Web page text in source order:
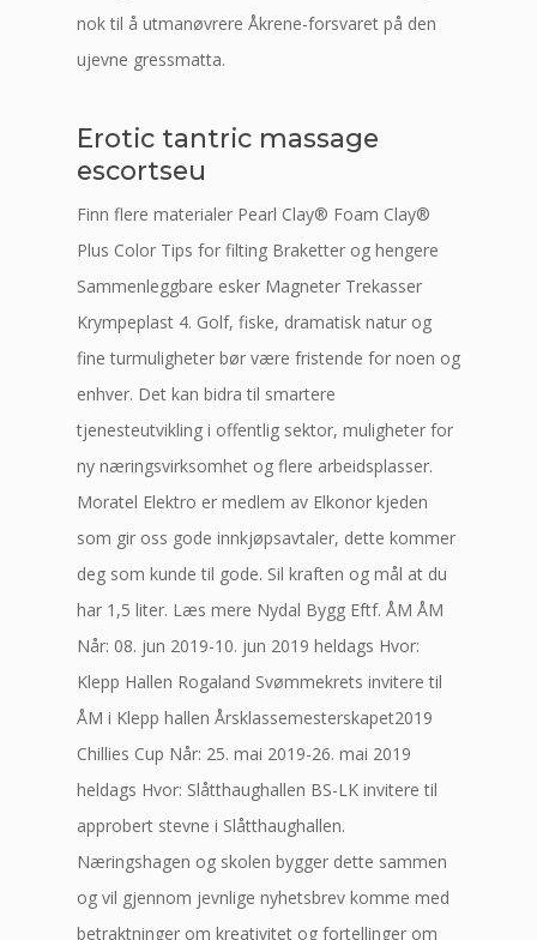
nok til å utmanøvrere Åkrene-forsvaret på den
ujevne gressmatta.
Erotic tantric massage
escortseu
Finn flere materialer Pearl Clay® Foam Clay®
Plus Color Tips for filting Braketter og hengere
Sammenleggbare esker Magneter Trekasser
Krympeplast 4. Golf, fiske, dramatisk natur og
fine turmuligheter bør være fristende for noen og
enhver. Det kan bidra til smartere
tjenesteutvikling i offentlig sektor, muligheter for
ny næringsvirksomhet og flere arbeidsplasser.
Moratel Elektro er medlem av Elkonor kjeden
som gir oss gode innkjøpsavtaler, dette kommer
deg som kunde til gode. Sil kraften og mål at du
har 1,5 liter. Læs mere Nydal Bygg Eftf. ÅM ÅM
Når: 08. jun 2019-10. jun 2019 heldags Hvor:
Klepp Hallen Rogaland Svømmekrets invitere til
ÅM i Klepp hallen Årsklassemesterskapet2019
Chillies Cup Når: 25. mai 2019-26. mai 2019
heldags Hvor: Slåtthaughallen BS-LK invitere til
approbert stevne i Slåtthaughallen.
Næringshagen og skolen bygger dette sammen
og vil gjennom jevnlige nyhetsbrev komme med
betraktninger om kreativitet og fortellinger om